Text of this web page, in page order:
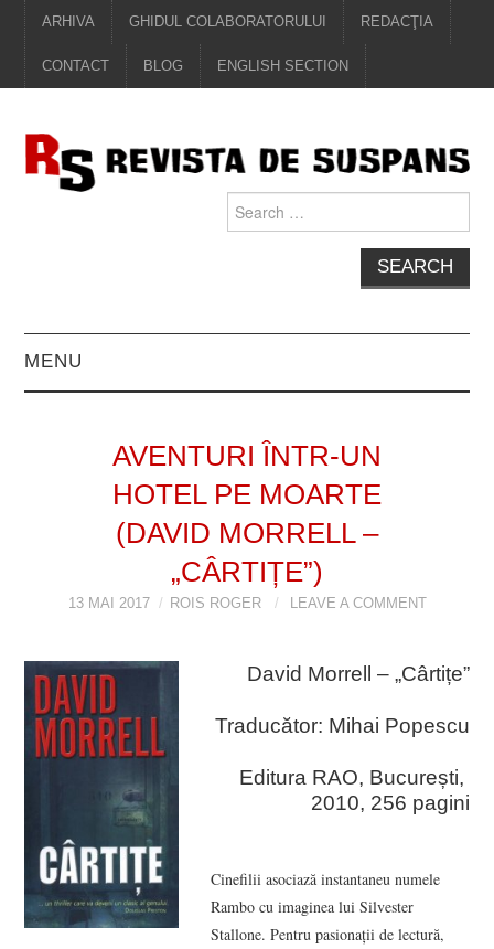
ARHIVA GHIDUL COLABORATORULUI REDACŢIA
CONTACT BLOG ENGLISH SECTION
for:
MENU
PROZĂ
VIZIUNI ȘI SPECTRE
CONTRAPAGINI
SUSPANS
NUMĂRUL 48 /
MARTIE 2018
NUMĂRUL 49 /
APRILIE 2018
AVENTURI ÎNTR-UN
HOTEL PE MOARTE
(DAVID MORRELL –
„CÂRTIȚE”)
13 MAI 2017 ROIS ROGER LEAVE A COMMENT
David Morrell – „Cârtițe”
Traducător: Mihai Popescu
Editura RAO, București,
2010, 256 pagini
Cinefilii asociază instantaneu numele
Rambo cu imaginea lui Silvester
Stallone. Pentru pasionații de lectură,